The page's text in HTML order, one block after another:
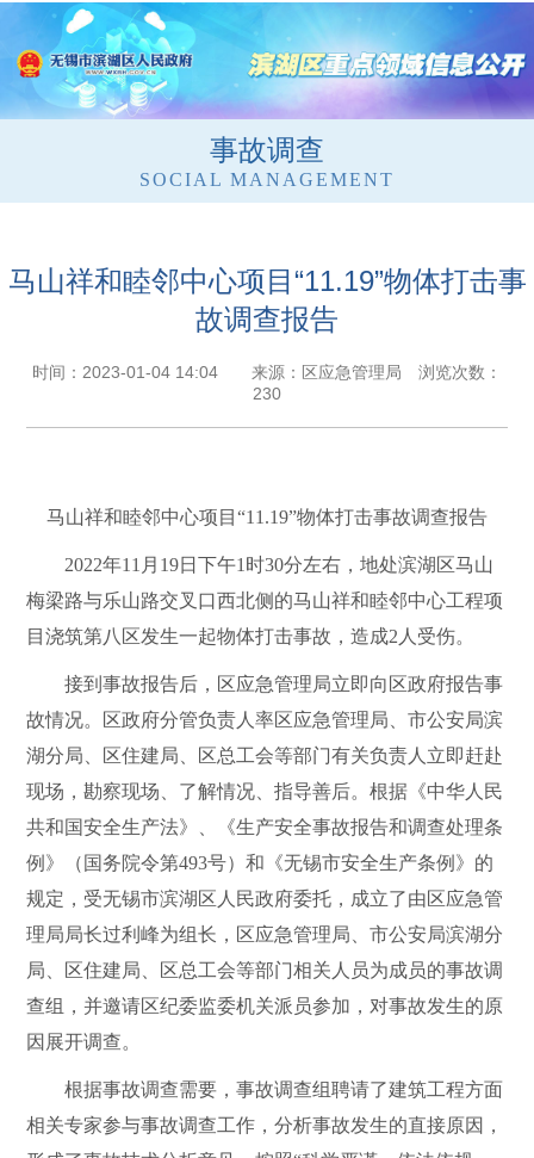
事故调查
SOCIAL MANAGEMENT
马山祥和睦邻中心项目“11.19”物体打击事
故调查报告
时间：2023-01-04 14:04 来源：区应急管理局 浏览次数：
230
马山祥和睦邻中心项目 “11.19”物体打击事故调查报告
2022年11 月 19日下午1 时30分左右，地处滨湖区马山
梅梁路与乐山路交叉口西北侧的马山祥和睦邻中心工程项
目浇筑第八区发生一起物体打击事故，造成2 人受伤。
接到事故报告后，区应急管理局立即向区政府报告事
故情况。区政府分管负责人率区应急管理局、市公安局滨
湖分局、区住建局、区总工会等部门有关负责人立即赶赴
现场，勘察现场、了解情况、指导善后。根据《中华人民
共和国安全生产法》、《生产安全事故报告和调查处理条
例》（国务院令第493号）和《无锡市安全生产条例》的
规定，受无锡市滨湖区人民政府委托，成立了由区应急管
理局局长过利峰为组长，区应急管理局、市公安局滨湖分
局、区住建局、区总工会等部门相关人员为成员的事故调
查组，并邀请区纪委监委机关派员参加，对事故发生的原
因展开调查。
根据事故调查需要，事故调查组聘请了建筑工程方面
相关专家参与事故调查工作，分析事故发生的直接原因，